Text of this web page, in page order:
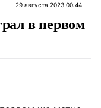
29 августа 2023 00:44
в первом